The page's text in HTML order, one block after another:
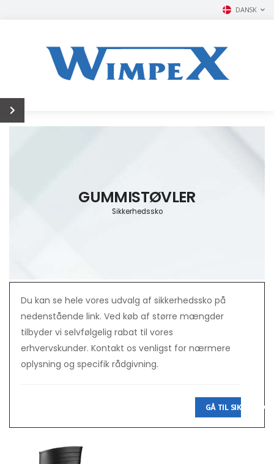
DANSK
GUMMISTØVLER
Sikkerhedssko
Du kan se hele vores udvalg af sikkerhedssko på
nedenstående link. Ved køb af større mængder
tilbyder vi selvfølgelig rabat til vores
erhvervskunder. Kontakt os venligst for nærmere
oplysning og specifik rådgivning.
GÅ TIL SIKKER-